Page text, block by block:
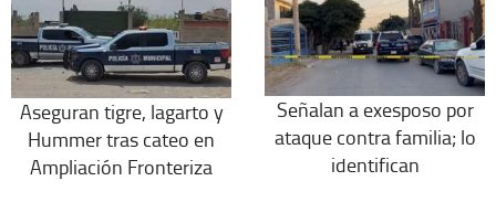
Aseguran tigre, lagarto y
Hummer tras cateo en
Ampliación Fronteriza
Señalan a exesposo por
ataque contra familia; lo
identifican